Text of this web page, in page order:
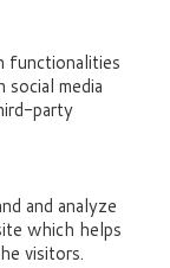
functionalities
media
party
and analyze
which helps
visitors.